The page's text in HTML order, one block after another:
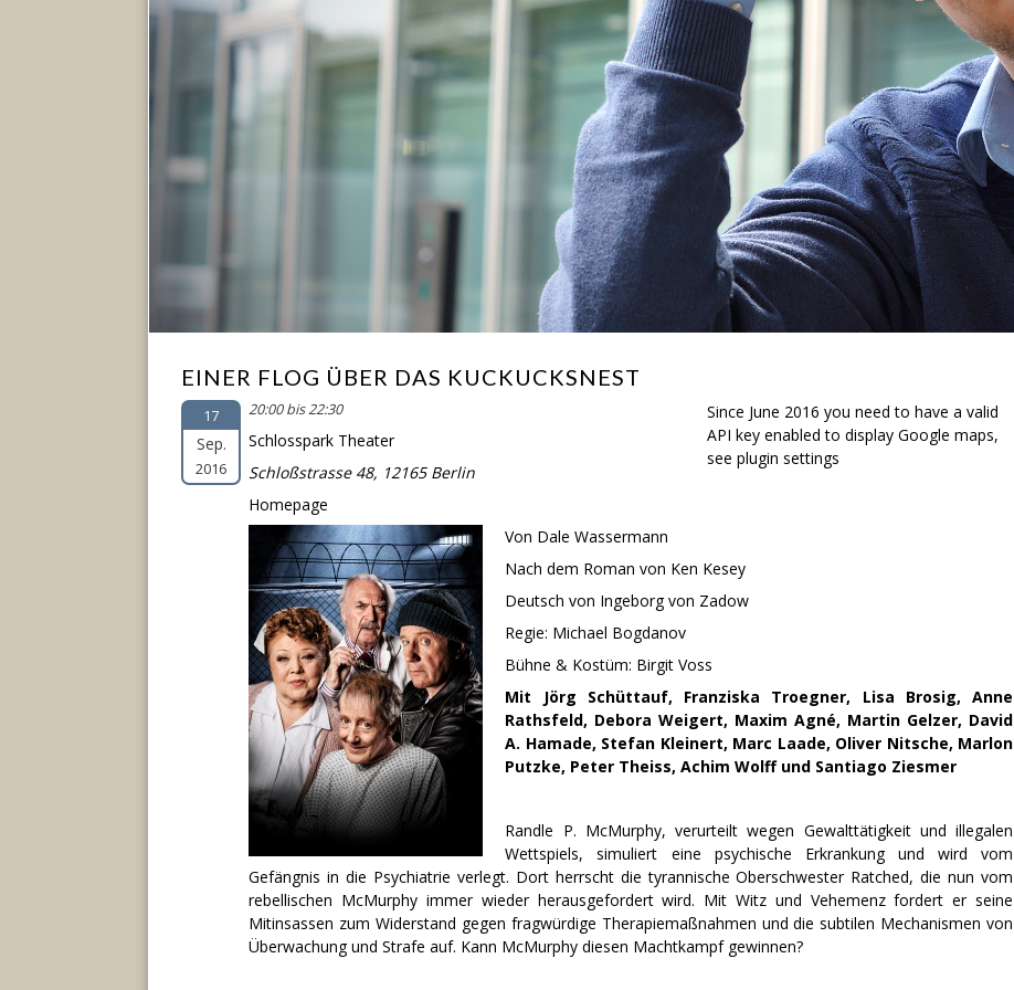
EINER FLOG ÜBER DAS KUCKUCKSNEST
17
Sep.
2016
Since June 2016 you need to have a valid
API key enabled to display Google maps,
see plugin settings
20:00 bis 22:30
Schlosspark Theater
Schloßstrasse 48, 12165 Berlin
Homepage
Von Dale Wassermann
Nach dem Roman von Ken Kesey
Deutsch von Ingeborg von Zadow
Regie: Michael Bogdanov
Bühne & Kostüm: Birgit Voss
Mit
Jörg Schüttauf, Franziska Troegner, Lisa Brosig, Anne
Rathsfeld, Debora Weigert, Maxim Agné, Martin Gelzer, David
A. Hamade, Stefan Kleinert, Marc Laade, Oliver Nitsche, Marlon
Putzke, Peter Theiss, Achim Wolff und Santiago Ziesmer
Randle P. McMurphy, verurteilt wegen Gewalttätigkeit und illegalen
Wettspiels, simuliert eine psychische Erkrankung und wird vom
Gefängnis in die Psychiatrie verlegt. Dort herrscht die tyrannische Oberschwester Ratched, die nun vom
rebellischen McMurphy immer wieder herausgefordert wird. Mit Witz und Vehemenz fordert er seine
Mitinsassen zum Widerstand gegen fragwürdige Therapiemaßnahmen und die subtilen Mechanismen von
Überwachung und Strafe auf. Kann McMurphy diesen Machtkampf gewinnen?